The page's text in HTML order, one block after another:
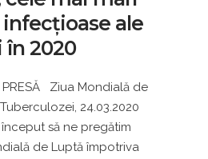
ale
în 2020
PRESĂ Ziua Mondială de
24.03.2020
să ne pregătim
de Luptă împotriva